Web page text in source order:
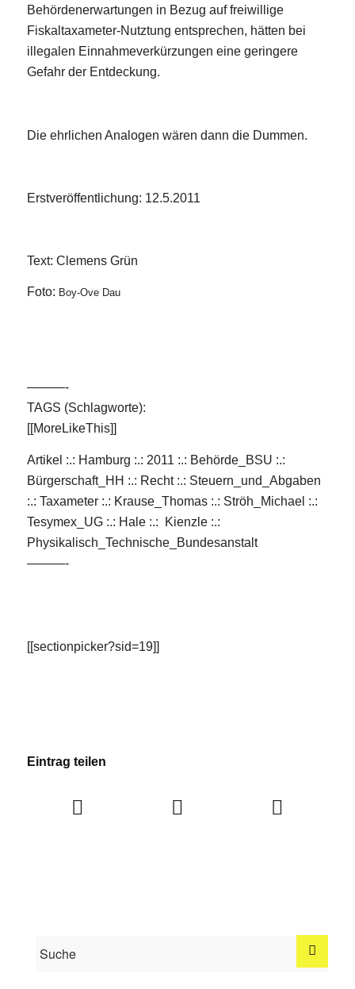
Behördenerwartungen in Bezug auf freiwillige
Fiskaltaxameter-Nutztung entsprechen, hätten bei
illegalen Einnahmeverkürzungen eine geringere
Gefahr der Entdeckung.
Die ehrlichen Analogen wären dann die Dummen.
Erstveröffentlichung: 12.5.2011
Text: Clemens Grün
Foto: Boy-Ove Dau
———-
TAGS (Schlagworte):
[[MoreLikeThis]]
Artikel :.: Hamburg :.: 2011 :.: Behörde_BSU :.:
Bürgerschaft_HH :.: Recht :.: Steuern_und_Abgaben
:.: Taxameter :.: Krause_Thomas :.: Ströh_Michael :.:
Tesymex_UG :.: Hale :.: Kienzle :.:
Physikalisch_Technische_Bundesanstalt
———-
[[sectionpicker?sid=19]]
Eintrag teilen